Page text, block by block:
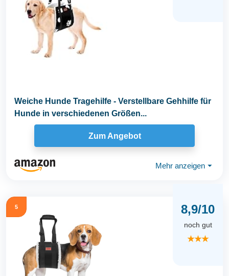
Weiche Hunde Tragehilfe - Verstellbare Gehhilfe für
Hunde in verschiedenen Größen...
Zum Angebot
Mehr anzeigen ⏷
5 8,9/10
noch gut
★★★